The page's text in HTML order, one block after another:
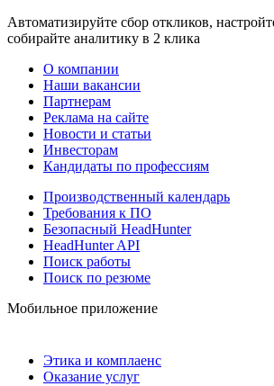
Автоматизируйте сбор откликов,
собирайте аналитику в 2 клика
О компании
Наши вакансии
Партнерам
Реклама на сайте
Новости и статьи
Инвесторам
Кандидаты по профессиям
Производственный календарь
Требования к ПО
Безопасный HeadHunter
HeadHunter API
Поиск работы
Поиск по резюме
Мобильное приложение
Этика и комплаенс
Оказание услуг